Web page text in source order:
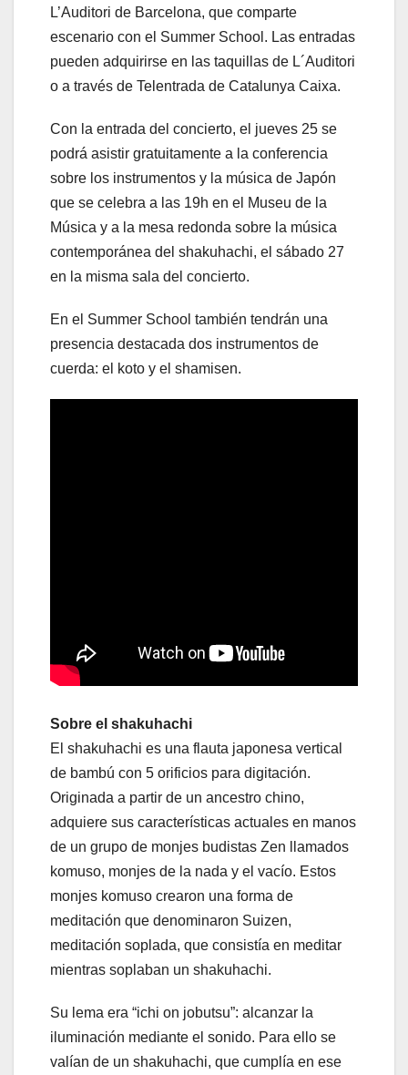
L’Auditori de Barcelona, que comparte
escenario con el Summer School. Las entradas
pueden adquirirse en las taquillas de L´Auditori
o a través de Telentrada de Catalunya Caixa.
Con la entrada del concierto, el jueves 25 se
podrá asistir gratuitamente a la conferencia
sobre los instrumentos y la música de Japón
que se celebra a las 19h en el Museu de la
Música y a la mesa redonda sobre la música
contemporánea del shakuhachi, el sábado 27
en la misma sala del concierto.
En el Summer School también tendrán una
presencia destacada dos instrumentos de
cuerda: el koto y el shamisen.
Sobre el shakuhachi
El shakuhachi es una flauta japonesa vertical
de bambú con 5 orificios para digitación.
Originada a partir de un ancestro chino,
adquiere sus características actuales en manos
de un grupo de monjes budistas Zen llamados
komuso, monjes de la nada y el vacío. Estos
monjes komuso crearon una forma de
meditación que denominaron Suizen,
meditación soplada, que consistía en meditar
mientras soplaban un shakuhachi.
Su lema era “ichi on jobutsu”: alcanzar la
iluminación mediante el sonido. Para ello se
valían de un shakuhachi, que cumplía en ese